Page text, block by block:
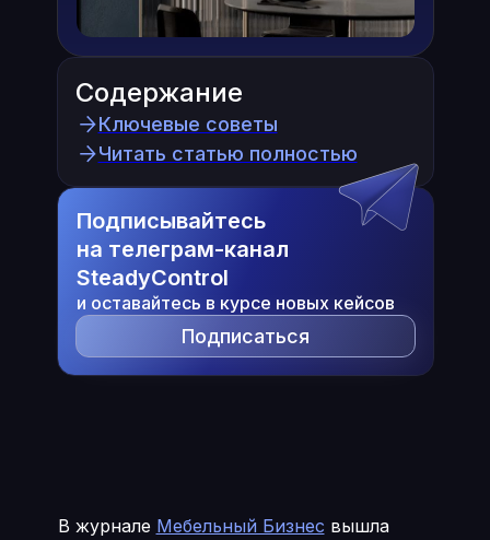
Содержание
Ключевые советы
Читать статью полностью
Подписывайтесь
на телеграм-канал
SteadyControl
и оставайтесь в курсе новых кейсов
Подписаться
В журнале Мебельный Бизнес вышла